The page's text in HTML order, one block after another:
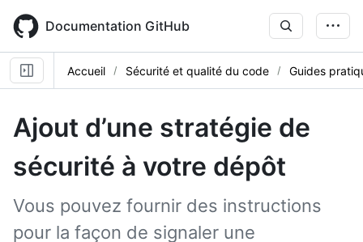
main
content
Documentation GitHub
Accueil Sécurité et qualité du code Guides
Ajout d’une stratégie de
sécurité à votre dépôt
Vous pouvez fournir des instructions
pour la façon de signaler une